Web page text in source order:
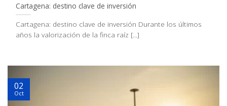
Cartagena: destino clave de inversión
Cartagena: destino clave de inversión Durante los últimos
años la valorización de la finca raíz [...]
02
Oct